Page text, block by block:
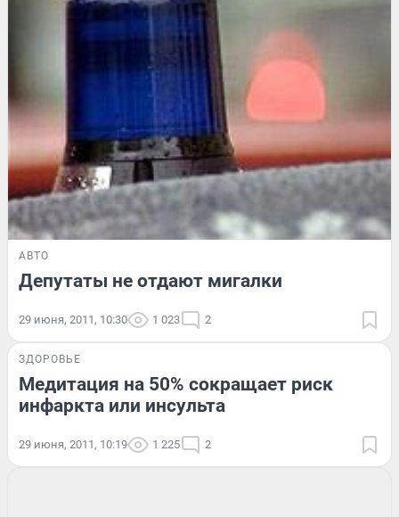
АВТО
Депутаты не отдают мигалки
29 июня, 2011, 10:30 1 023 2
ЗДОРОВЬЕ
Медитация на 50% сокращает риск
инфаркта или инсульта
29 июня, 2011, 10:19 1 225 2